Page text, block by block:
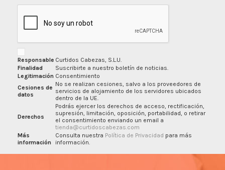
Responsable Curtidos Cabezas, S.L.U.
Finalidad
Suscribirte a nuestro boletín de noticias.
Legitimación Consentimiento
Cesiones de
datos
No se realizan cesiones, salvo a los proveedores de
servicios de alojamiento de los servidores ubicados
dentro de la UE.
Derechos
Podrás ejercer los derechos de acceso, rectificación,
supresión, limitación, oposición, portabilidad, o retirar
el consentimiento enviando un email a
tienda@curtidoscabezas.com
Más
información
Consulta nuestra Política de Privacidad para más
información.